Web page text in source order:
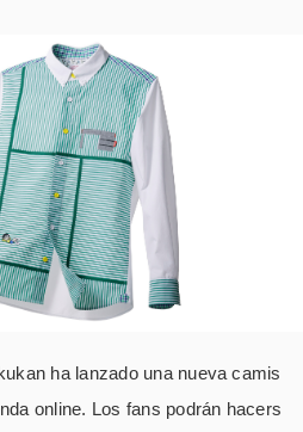
ha lanzado una nueva camis
online. Los fans podrán hacers